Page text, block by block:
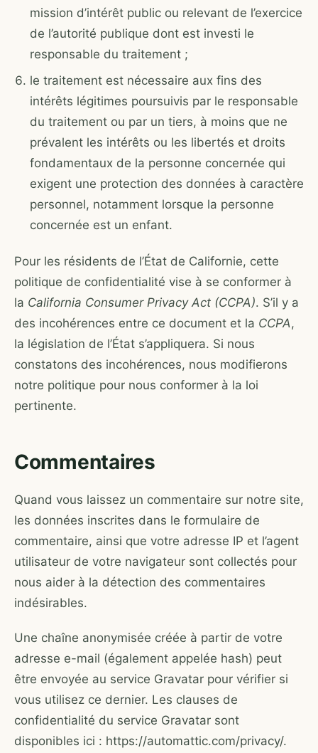
mission d’intérêt public ou relevant de l’exercice
de l’autorité publique dont est investi le
responsable du traitement ;
le traitement est nécessaire aux fins des
intérêts légitimes poursuivis par le responsable
du traitement ou par un tiers, à moins que ne
prévalent les intérêts ou les libertés et droits
fondamentaux de la personne concernée qui
exigent une protection des données à caractère
personnel, notamment lorsque la personne
concernée est un enfant.
Pour les résidents de l’État de Californie, cette
politique de confidentialité vise à se conformer à
la California Consumer Privacy Act (CCPA). S’il y a
des incohérences entre ce document et la CCPA,
la législation de l’État s’appliquera. Si nous
constatons des incohérences, nous modifierons
notre politique pour nous conformer à la loi
pertinente.
Commentaires
Quand vous laissez un commentaire sur notre site,
les données inscrites dans le formulaire de
commentaire, ainsi que votre adresse IP et l’agent
utilisateur de votre navigateur sont collectés pour
nous aider à la détection des commentaires
indésirables.
Une chaîne anonymisée créée à partir de votre
adresse e-mail (également appelée hash) peut
être envoyée au service Gravatar pour vérifier si
vous utilisez ce dernier. Les clauses de
confidentialité du service Gravatar sont
disponibles ici : https://automattic.com/privacy/.